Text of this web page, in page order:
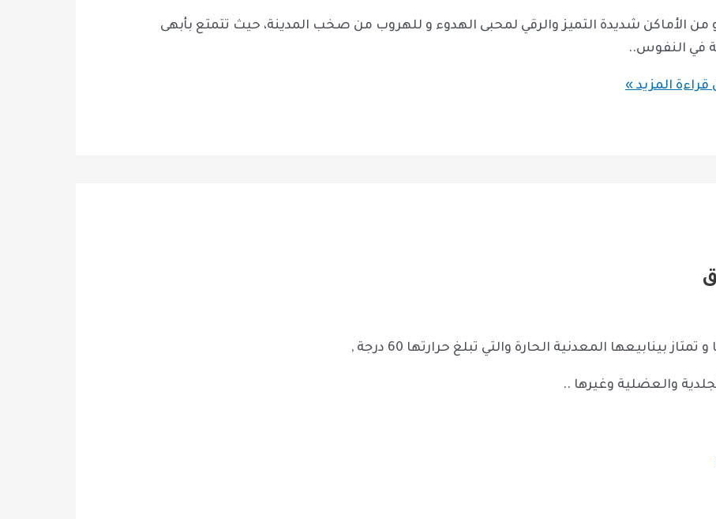
الأماكن شديدة التميز والرقي لمحبى الهدوء و للهروب من صخب المدينة، حيث تتمتع بأبهى
في النفوس..
قراءة المزيد »
بينابيعها المعدنية الحارة والتي تبلغ حرارتها 60 درجة ,
والعضلية وغيرها ..